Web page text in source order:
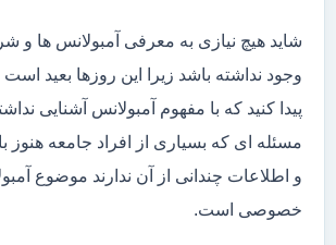
شاید هیچ نیازی به معرفی آمبولانس ها و
وجود نداشته باشد زیرا این روزها بعید است
پیدا کنید که با مفهوم آمبولانس آشنایی
مسئله ای که بسیاری از افراد جامعه هنوز
و اطلاعات چندانی از آن ندارند موضوع
خصوصی است.